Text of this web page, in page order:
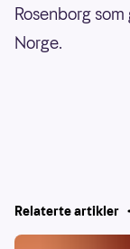
Rosenborg
Norge.
Relaterte artikler